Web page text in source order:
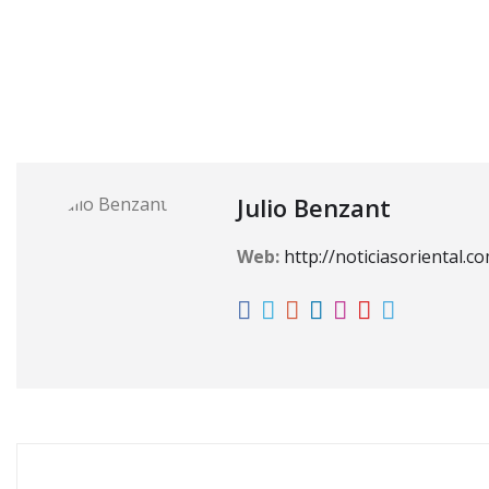
Julio Benzant
Web: http://